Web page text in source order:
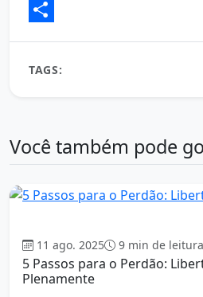
Email
TAGS:
Você também pode
11 ago. 2025 9 min de leitura
5 Passos para o Perdão:
Plenamente